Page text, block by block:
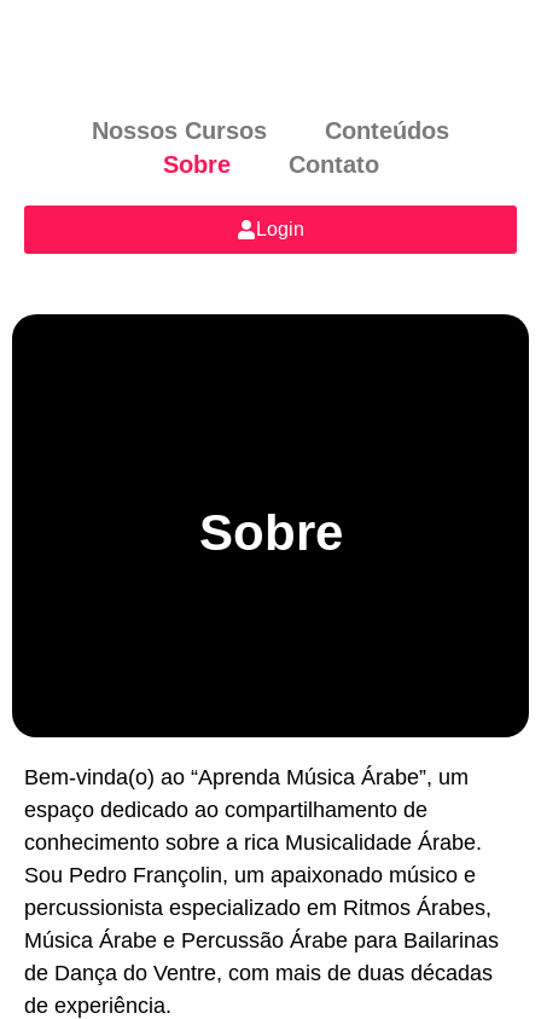
Nossos Cursos
Conteúdos
Sobre
Contato
Login
Sobre
Bem-vinda(o) ao “Aprenda Música Árabe”, um
espaço dedicado ao compartilhamento de
conhecimento sobre a rica Musicalidade Árabe.
Sou Pedro Françolin, um apaixonado músico e
percussionista especializado em Ritmos Árabes,
Música Árabe e Percussão Árabe para Bailarinas
de Dança do Ventre, com mais de duas décadas
de experiência.